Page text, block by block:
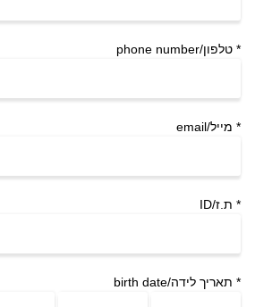
* טלפון/phone number
* מייל/email
* ת.ז/ID
* תאריך לידה/birth date